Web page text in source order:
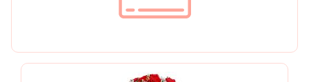
Цветы любимой